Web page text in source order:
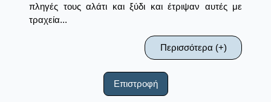
πληγές τους αλάτι και ξύδι και έτριψαν αυτές με
τραχεία...
Περισσότερα (+)
Επιστροφή